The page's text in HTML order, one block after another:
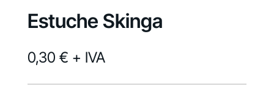
Estuche Skinga
0,30 € + IVA